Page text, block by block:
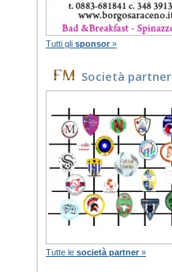
Tutti gli sponsor »
Società partner
Tutte le società partner »